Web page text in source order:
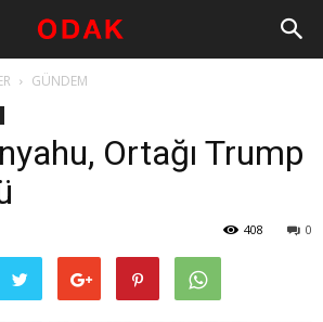
GÜNDEM
Ortağı Trump
0
408